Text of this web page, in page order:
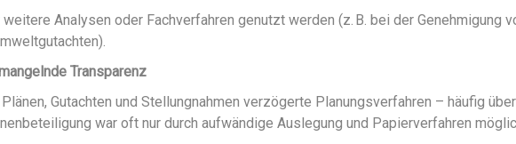
Analysen oder Fachverfahren genutzt werden (z. B. bei der Genehmigung
Transparenz
Gutachten und Stellungnahmen verzögerte Planungsverfahren – häufig über
war oft nur durch aufwändige Auslegung und Papierverfahren